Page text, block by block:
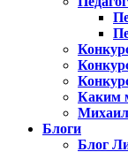
Каким
Блоги
Блог